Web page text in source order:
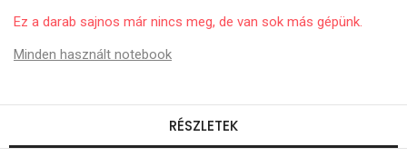
Ez a darab sajnos már nincs meg, de van sok más gépünk.
Minden használt notebook
RÉSZLETEK